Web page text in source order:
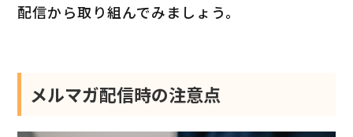
配信から取り組んでみましょう。
メルマガ配信時の注意点